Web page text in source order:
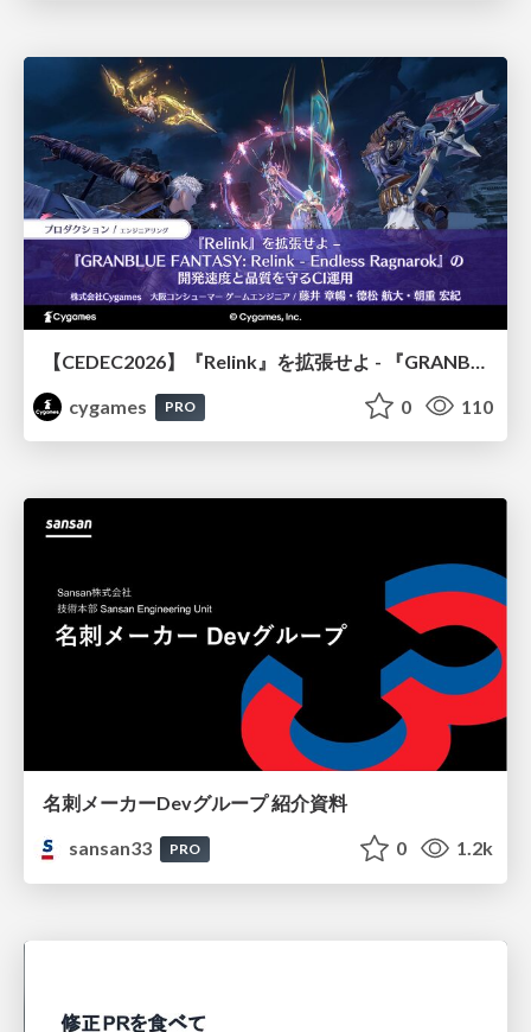
cygames
PRO 0 110
名刺メーカーDevグループ 紹介資料
sansan33
PRO 0 1.2k